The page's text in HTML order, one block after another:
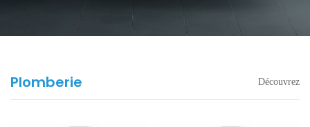
Plomberie Découvrez